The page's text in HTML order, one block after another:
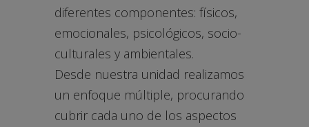
diferentes componentes: físicos,
emocionales, psicológicos, socio-
culturales y ambientales.
Desde nuestra unidad realizamos
un enfoque múltiple, procurando
cubrir cada uno de los aspectos